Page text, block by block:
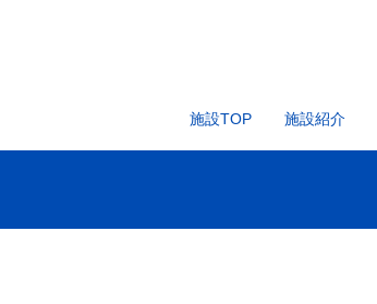
施設TOP 施設紹介